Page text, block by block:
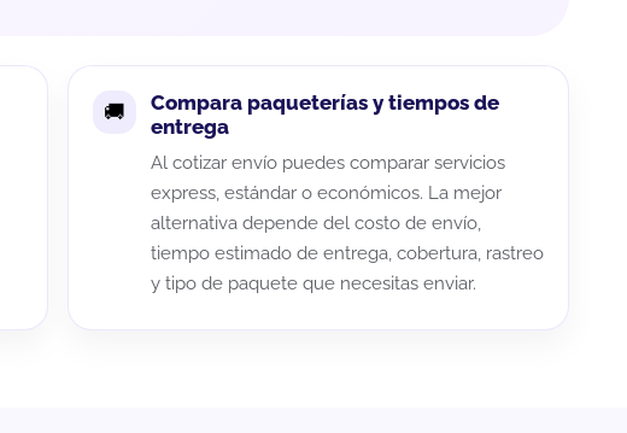
Compara paqueterías y tiempos de
entrega
Al cotizar envío puedes comparar servicios
express, estándar o económicos. La mejor
alternativa depende del costo de envío,
tiempo estimado de entrega, cobertura, rastreo
y tipo de paquete que necesitas enviar.